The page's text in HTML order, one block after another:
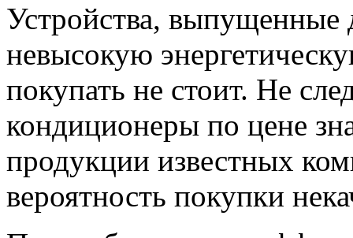
Устройства, выпущенные
невысокую
покупать не стоит. Не
кондиционеры по цене
продукции известных
вероятность покупки